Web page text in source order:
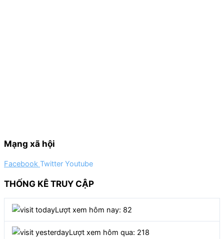
Mạng xã hội
Facebook Twitter Youtube
THỐNG KÊ TRUY CẬP
Lượt xem hôm nay: 82
Lượt xem hôm qua: 218